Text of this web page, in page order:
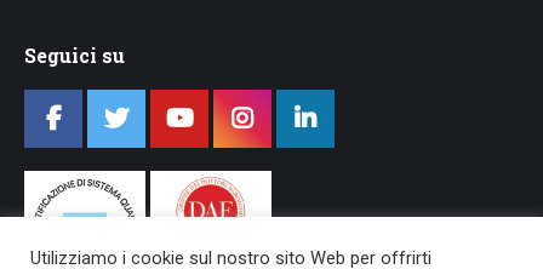
Seguici su
Utilizziamo i cookie sul nostro sito Web per offrirti